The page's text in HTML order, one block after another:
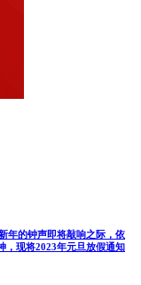
年的钟声即将敲响之际，依
，现将2023年元旦放假通知